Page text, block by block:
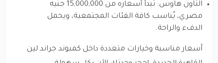
التاون هاوس: تبدأ أسعاره من 15,000,000 جنيه
مصري، يُناسب كافة الفئات المجتمعية، ويحمل
الدفء والراحة.
أسعار مناسبة وخيارات متعددة داخل كمبوند جراند لين